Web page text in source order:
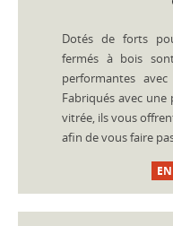
Dotés de forts
fermés à bois
performantes
Fabriqués avec
vitrée, ils vous
afin de vous faire